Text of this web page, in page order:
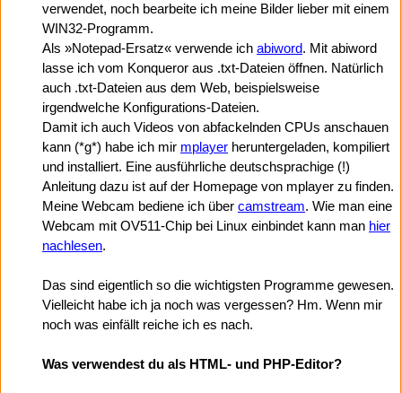
verwendet, noch bearbeite ich meine Bilder lieber mit einem
WIN32-Programm.
Als »Notepad-Ersatz« verwende ich abiword. Mit abiword
lasse ich vom Konqueror aus .txt-Dateien öffnen. Natürlich
auch .txt-Dateien aus dem Web, beispielsweise
irgendwelche Konfigurations-Dateien.
Damit ich auch Videos von abfackelnden CPUs anschauen
kann (*g*) habe ich mir mplayer heruntergeladen, kompiliert
und installiert. Eine ausführliche deutschsprachige (!)
Anleitung dazu ist auf der Homepage von mplayer zu finden.
Meine Webcam bediene ich über camstream. Wie man eine
Webcam mit OV511-Chip bei Linux einbindet kann man hier
nachlesen.
Das sind eigentlich so die wichtigsten Programme gewesen.
Vielleicht habe ich ja noch was vergessen? Hm. Wenn mir
noch was einfällt reiche ich es nach.
Was verwendest du als HTML- und PHP-Editor?